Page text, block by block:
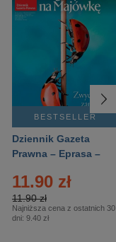
BESTSELLER
Dziennik Gazeta
Prawna – Eprasa –
11.90 zł
11.90 zł
Najniższa cena z ostatnich 30
dni: 9.40 zł